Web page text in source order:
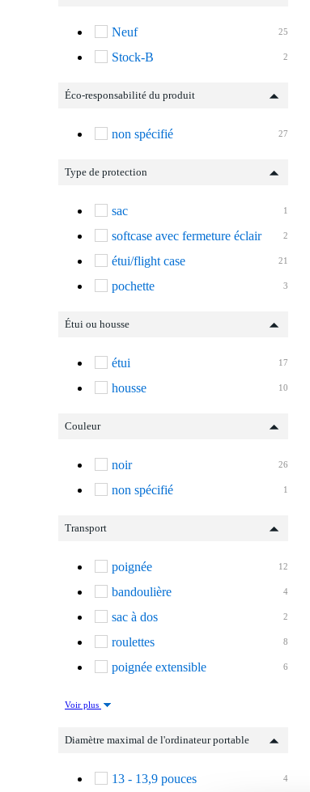
25
Neuf
2
Stock-B
Éco-responsabilité du produit
27
non spécifié
Type de protection
1
sac
2
softcase avec fermeture éclair
21
étui/flight case
3
pochette
Étui ou housse
17
étui
10
housse
Couleur
26
noir
1
non spécifié
Transport
12
poignée
4
bandoulière
2
sac à dos
8
roulettes
6
poignée extensible
Voir plus
Diamètre maximal de l'ordinateur portable
4
13 - 13,9 pouces